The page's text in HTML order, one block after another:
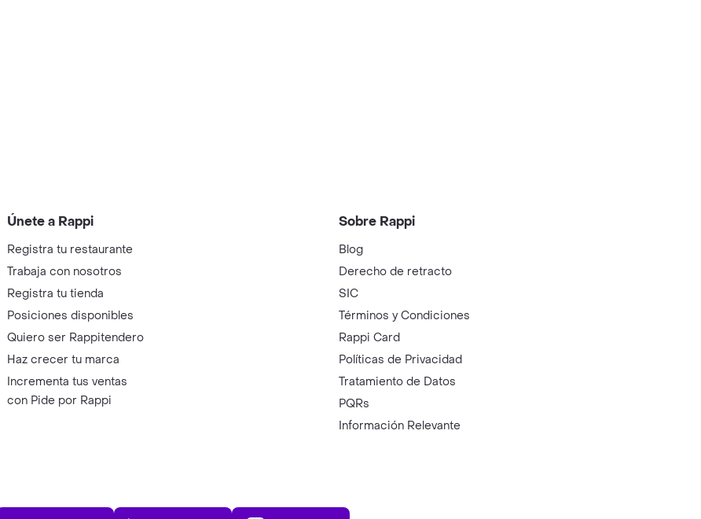
Únete a Rappi
Registra tu restaurante
Trabaja con nosotros
Registra tu tienda
Posiciones disponibles
Quiero ser Rappitendero
Haz crecer tu marca
Incrementa tus ventas
con Pide por Rappi
Sobre Rappi
Blog
Derecho de retracto
SIC
Términos y Condiciones
Rappi Card
Políticas de Privacidad
Tratamiento de Datos
PQRs
Información Relevante
App Store Play Store AppGallery